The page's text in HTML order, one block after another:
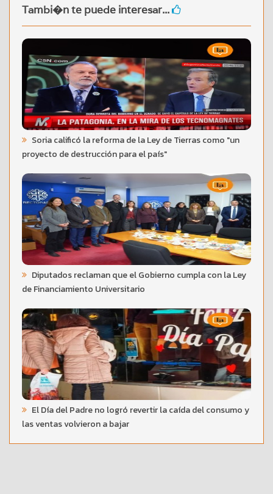
Tambi�n te puede interesar...
Soria calificó la reforma de la Ley de Tierras como "un
proyecto de destrucción para el país"
Diputados reclaman que el Gobierno cumpla con la Ley
de Financiamiento Universitario
El Día del Padre no logró revertir la caída del consumo y
las ventas volvieron a bajar